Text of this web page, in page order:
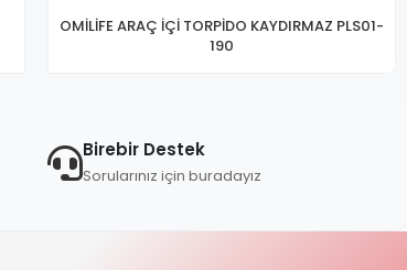
OMİLİFE ARAÇ İÇİ TORPİDO KAYDIRMAZ PLS01-
190
Birebir Destek
Sorularınız için buradayız